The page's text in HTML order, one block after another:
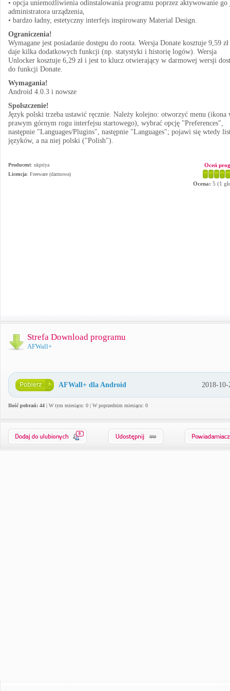
• opcja uniemożliwienia odinstalowania programu poprzez aktywowanie go
administratora urządzenia,
• bardzo ładny, estetyczny interfejs inspirowany Material Design.
Ograniczenia!
Wymagane jest posiadanie dostępu do roota. Wersja Donate kosztuje 9,59
daje kilka dodatkowych funkcji (np. statystyki i historię logów). Wersja
Unlocker kosztuje 6,29 zł i jest to klucz otwierający w darmowej wersji
do funkcji Donate.
Wymagania!
Android 4.0.3 i nowsze
Spolszczenie!
Język polski trzeba ustawić ręcznie. Należy kolejno: otworzyć menu (ikona
prawym górnym rogu interfejsu startowego), wybrać opcję "Preferences",
następnie "Languages/Plugins", następnie "Languages"; pojawi się wtedy
języków, a na niej polski ("Polish").
Producent: ukpriya
Licencja: Freeware (darmowa)
Oceń
Ocena: 5 (1
Strefa Download programu
AFWall+
AFWall+ dla Android 2018-10-
Ilość pobrań: 44 | W tym miesiącu: 0 | W poprzednim miesiącu: 0
0